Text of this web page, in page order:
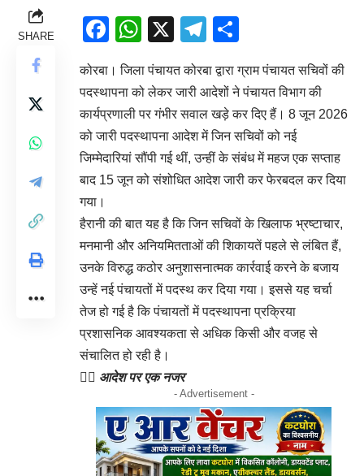
SHARE Facebook
WhatsApp
X Telegram
कोरबा। जिला पंचायत कोरबा द्वारा ग्राम पंचायत सचिवों की
पदस्थापना को लेकर जारी आदेशों ने पंचायत विभाग की
कार्यप्रणाली पर गंभीर सवाल खड़े कर दिए हैं। 8 जून 2026
को जारी पदस्थापना आदेश में जिन सचिवों को नई
जिम्मेदारियां सौंपी गई थीं, उन्हीं के संबंध में महज एक सप्ताह
बाद 15 जून को संशोधित आदेश जारी कर फेरबदल कर दिया
गया।
हैरानी की बात यह है कि जिन सचिवों के खिलाफ भ्रष्टाचार,
मनमानी और अनियमितताओं की शिकायतें पहले से लंबित हैं,
उनके विरुद्ध कठोर अनुशासनात्मक कार्रवाई करने के बजाय
उन्हें नई पंचायतों में पदस्थ कर दिया गया। इससे यह चर्चा
तेज हो गई है कि पंचायतों में पदस्थापना प्रक्रिया
प्रशासनिक आवश्यकता से अधिक किसी और वजह से
संचालित हो रही है।
👉🏻 आदेश पर एक नजर
- Advertisement -